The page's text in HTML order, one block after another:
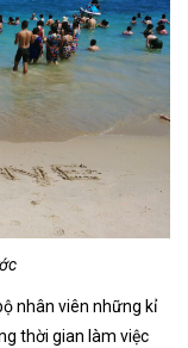
nhân viên những kỉ
thời gian làm việc